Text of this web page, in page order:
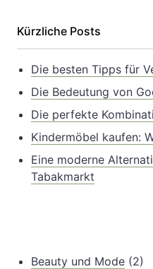
Kürzliche Posts
Die besten Tipps für
Die Bedeutung von
Die perfekte
Kindermöbel kaufen:
Eine moderne
Tabakmarkt
Beauty und Mode (2)